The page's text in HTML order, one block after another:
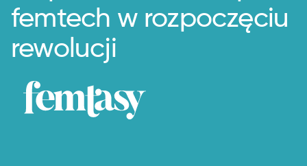
femtech w rozpoczęciu
rewolucji